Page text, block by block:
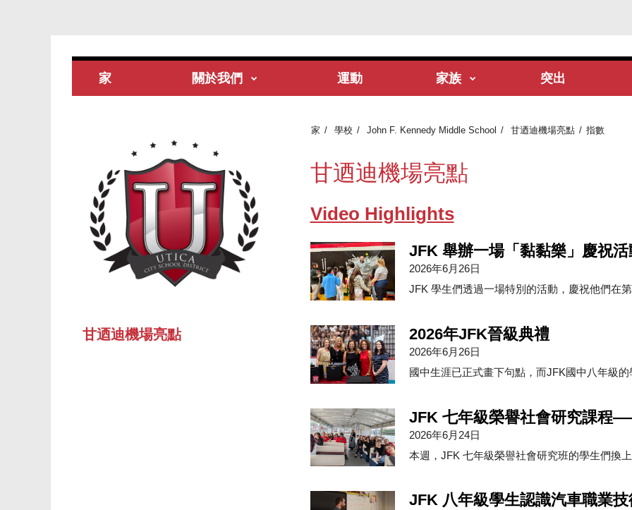
家 關於我們 運動 家族 突出
家 學校 John F. Kennedy Middle School 甘迺迪機場亮點 指數
甘迺迪機場亮點
Video Highlights
JFK 舉辦一場「黏黏樂」慶祝
2026年6月26日
JFK 學生們透過一場特別的活動，慶祝他們
2026年JFK晉級典禮
2026年6月26日
國中生涯已正式畫下句點，而JFK國中八年級
JFK 七年級榮譽社會研究課程
2026年6月24日
本週，JFK 七年級榮譽社會研究班的學生們換
JFK 八年級學生認識汽車職業
甘迺迪機場亮點